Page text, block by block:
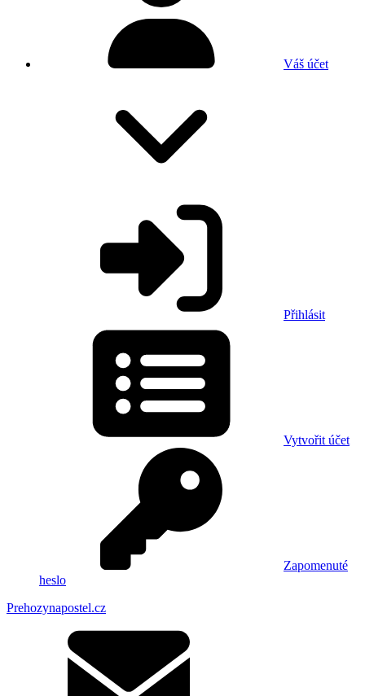
Váš účet
Přihlásit
Vytvořit účet
Zapomenuté
heslo
Prehozynapostel.cz